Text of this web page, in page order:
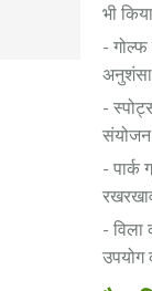
भी
-
अनुशंसा
-
- पार्क
-
उपयोग